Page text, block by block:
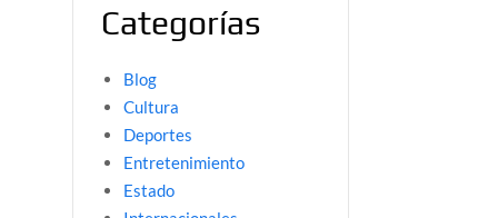
Categorías
Blog
Cultura
Deportes
Entretenimiento
Estado